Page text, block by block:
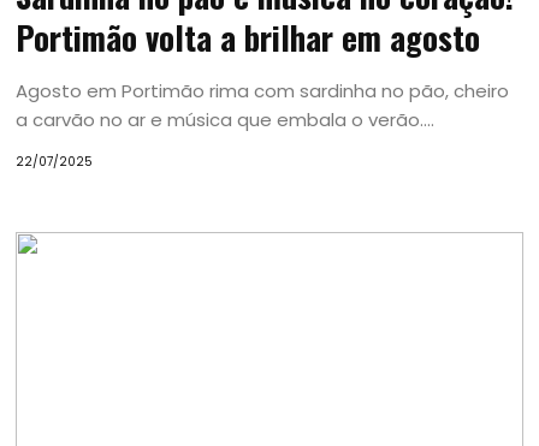
Portimão volta a brilhar em agosto
Agosto em Portimão rima com sardinha no pão, cheiro
a carvão no ar e música que embala o verão....
22/07/2025